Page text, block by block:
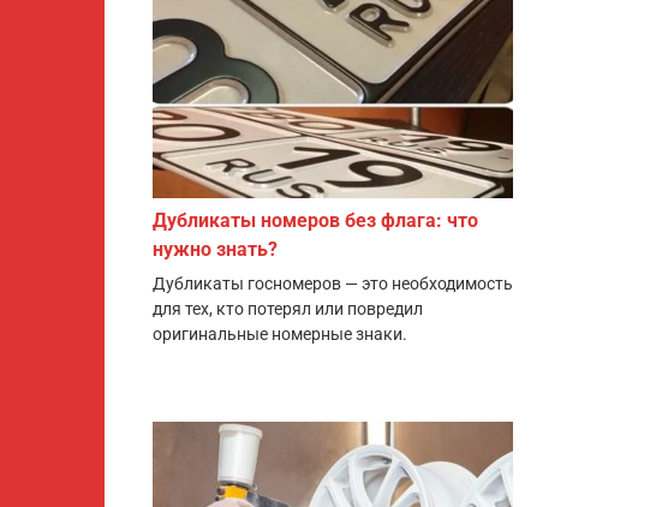
Дубликаты номеров без флага: что
нужно знать?
Дубликаты госномеров — это необходимость
для тех, кто потерял или повредил
оригинальные номерные знаки.